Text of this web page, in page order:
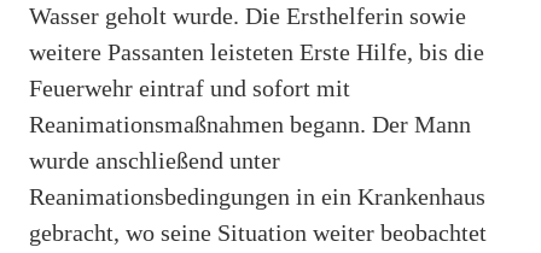
Wasser geholt wurde. Die Ersthelferin sowie
weitere Passanten leisteten Erste Hilfe, bis die
Feuerwehr eintraf und sofort mit
Reanimationsmaßnahmen begann. Der Mann
wurde anschließend unter
Reanimationsbedingungen in ein Krankenhaus
gebracht, wo seine Situation weiter beobachtet